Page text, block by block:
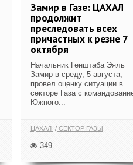
Замир в Газе: ЦАХАЛ
продолжит
преследовать всех
причастных к резне 7
октября
Начальник Генштаба Эяль
Замир в среду, 5 августа,
провел оценку ситуации в
секторе Газа с
Южного...
ЦАХАЛ СЕКТОР ГАЗЫ
349